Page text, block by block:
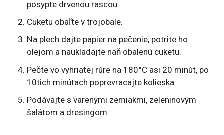
posypte drvenou rascou.
Cuketu obaľte v trojobale.
Na plech dajte papier na pečenie, potrite ho
olejom a naukladajte naň obalenú cuketu.
Pečte vo vyhriatej rúre na 180°C asi 20 minút, po
10tich minútach poprevracajte kolieska.
Podávajte s varenými zemiakmi, zeleninovým
šalátom a dresingom.